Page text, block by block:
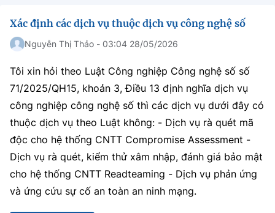
Xác định các dịch vụ thuộc dịch vụ công nghệ số
Nguyễn Thị Thảo - 03:04 28/05/2026
Tôi xin hỏi theo Luật Công nghiệp Công nghệ số số
71/2025/QH15, khoản 3, Điều 13 định nghĩa dịch vụ
công nghiệp công nghệ số thì các dịch vụ dưới đây có
thuộc dịch vụ theo Luật không: - Dịch vụ rà quét mã
độc cho hệ thống CNTT Compromise Assessment -
Dịch vụ rà quét, kiểm thử xâm nhập, đánh giá bảo mật
cho hệ thống CNTT Readteaming - Dịch vụ phản ứng
và ứng cứu sự cố an toàn an ninh mạng.